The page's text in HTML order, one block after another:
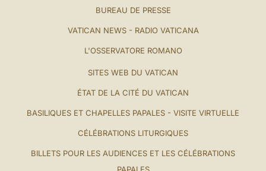
BUREAU DE PRESSE
VATICAN NEWS - RADIO VATICANA
L'OSSERVATORE ROMANO
SITES WEB DU VATICAN
ÉTAT DE LA CITÉ DU VATICAN
BASILIQUES ET CHAPELLES PAPALES - VISITE VIRTUELLE
CÉLÉBRATIONS LITURGIQUES
BILLETS POUR LES AUDIENCES ET LES CÉLÉBRATIONS
PAPALES